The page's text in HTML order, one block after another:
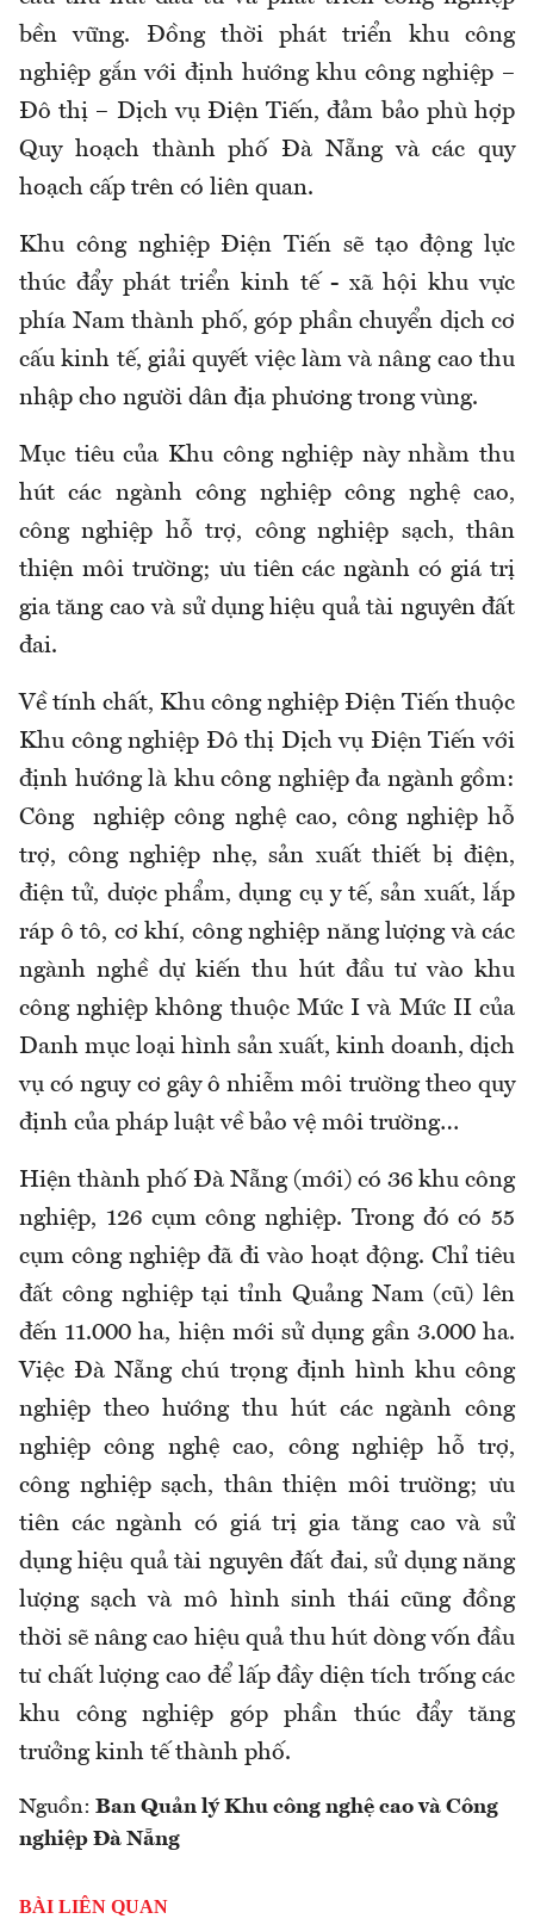
bền vững. Đồng thời phát triển khu công
nghiệp gắn với định hướng khu công nghiệp –
Đô thị – Dịch vụ Điện Tiến, đảm bảo phù hợp
Quy hoạch thành phố Đà Nẵng và các quy
hoạch cấp trên có liên quan.
Khu công nghiệp Điện Tiến sẽ tạo động lực
thúc đẩy phát triển kinh tế - xã hội khu vực
phía Nam thành phố, góp phần chuyển dịch cơ
cấu kinh tế, giải quyết việc làm và nâng cao thu
nhập cho người dân địa phương trong vùng.
Mục tiêu của Khu công nghiệp này nhằm thu
hút các ngành công nghiệp công nghệ cao,
công nghiệp hỗ trợ, công nghiệp sạch, thân
thiện môi trường; ưu tiên các ngành có giá trị
gia tăng cao và sử dụng hiệu quả tài nguyên đất
đai.
Về tính chất, Khu công nghiệp Điện Tiến thuộc
Khu công nghiệp Đô thị Dịch vụ Điện Tiến với
định hướng là khu công nghiệp đa ngành gồm:
Công nghiệp công nghệ cao, công nghiệp hỗ
trợ, công nghiệp nhẹ, sản xuất thiết bị điện,
điện tử, dược phẩm, dụng cụ y tế, sản xuất, lắp
ráp ô tô, cơ khí, công nghiệp năng lượng và các
ngành nghề dự kiến thu hút đầu tư vào khu
công nghiệp không thuộc Mức I và Mức II của
Danh mục loại hình sản xuất, kinh doanh, dịch
vụ có nguy cơ gây ô nhiễm môi trường theo quy
định của pháp luật về bảo vệ môi trường…
Hiện thành phố Đà Nẵng (mới) có 36 khu công
nghiệp, 126 cụm công nghiệp. Trong đó có 55
cụm công nghiệp đã đi vào hoạt động. Chỉ tiêu
đất công nghiệp tại tỉnh Quảng Nam (cũ) lên
đến 11.000 ha, hiện mới sử dụng gần 3.000 ha.
Việc Đà Nẵng chú trọng định hình khu công
nghiệp theo hướng thu hút các ngành công
nghiệp công nghệ cao, công nghiệp hỗ trợ,
công nghiệp sạch, thân thiện môi trường; ưu
tiên các ngành có giá trị gia tăng cao và sử
dụng hiệu quả tài nguyên đất đai, sử dụng năng
lượng sạch và mô hình sinh thái cũng đồng
thời sẽ nâng cao hiệu quả thu hút dòng vốn đầu
tư chất lượng cao để lấp đầy diện tích trống các
khu công nghiệp góp phần thúc đẩy tăng
trưởng kinh tế thành phố.
Nguồn: Ban Quản lý Khu công nghệ cao và Công
nghiệp Đà Nẵng
BÀI LIÊN QUAN